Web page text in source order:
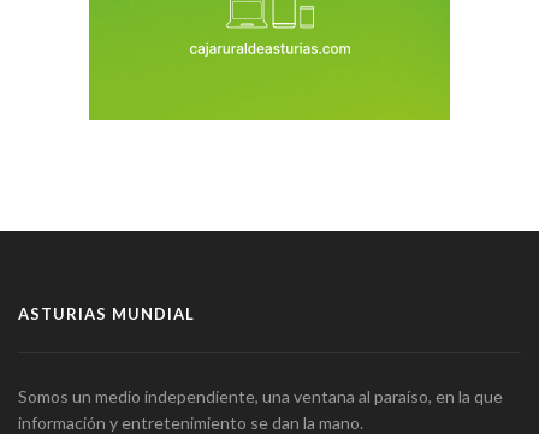
ASTURIAS MUNDIAL
Somos un medio independiente, una ventana al paraíso, en la que
información y entretenimiento se dan la mano.